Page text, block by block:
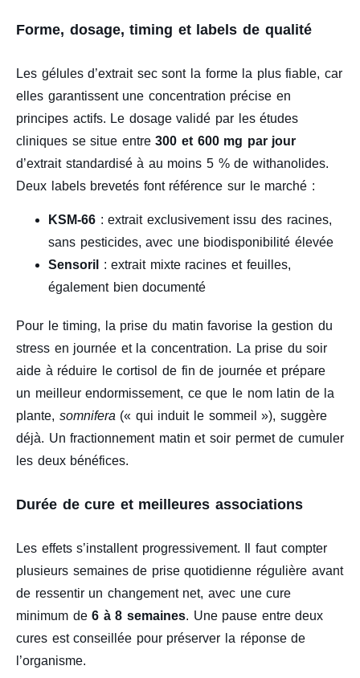
Forme, dosage, timing et labels de qualité
Les gélules d’extrait sec sont la forme la plus fiable, car
elles garantissent une concentration précise en
principes actifs. Le dosage validé par les études
cliniques se situe entre300 et 600 mg par jour
d’extrait standardisé à au moins 5 % de withanolides.
Deux labels brevetés font référence sur le marché :
KSM-66 : extrait exclusivement issu des racines,
sans pesticides, avec une biodisponibilité élevée
Sensoril
: extrait mixte racines et feuilles,
également bien documenté
Pour le timing, la prise du matin favorise la gestion du
stress en journée et la concentration. La prise du soir
aide à réduire le cortisol de fin de journée et prépare
un meilleur endormissement, ce que le nom latin de la
plante, somnifera (« qui induit le sommeil »), suggère
déjà. Un fractionnement matin et soir permet de cumuler
les deux bénéfices.
Durée de cure et meilleures associations
Les effets s’installent progressivement. Il faut compter
plusieurs semaines de prise quotidienne régulière avant
de ressentir un changement net, avec une cure
minimum de6 à 8 semaines. Une pause entre deux
cures est conseillée pour préserver la réponse de
l’organisme.